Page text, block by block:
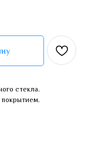
стекла.